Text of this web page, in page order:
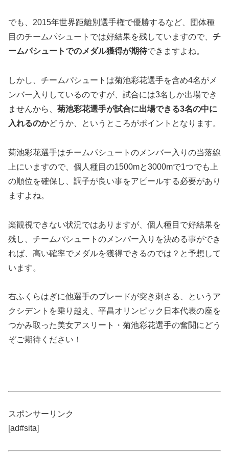
でも、2015年世界距離別選手権で優勝するなど、団体種
目のチームパシュートでは好結果を残していますので、 チ
ームパシュートでのメダル獲得が期待できますよね。
しかし、チームパシュートは菊池彩花選手を含め4名がメ
ンバー入りしているのですが、試合には3名しか出場でき
ませんから、 菊池彩花選手が試合に出場できる3名の中に
入れるのかどうか、というところがポイントとなります。
菊池彩花選手はチームパシュートのメンバー入りの当落線
上にいますので、個人種目の1500mと3000mで1つでも上
の順位を確保し、調子が良い事をアピールする必要があり
ますよね。
楽観視できない状況ではありますが、個人種目で好結果を
残し、チームパシュートのメンバー入りを決める事ができ
れば、高い確率でメダルを獲得できるのでは？と予想して
います。
右ふくらはぎに他選手のブレードが突き刺さる、というア
クシデントを乗り越え、平昌オリンピック日本代表の座を
つかみ取った美女アスリート・菊池彩花選手の奮闘にどう
ぞご期待ください！
スポンサーリンク
[ad#sita]